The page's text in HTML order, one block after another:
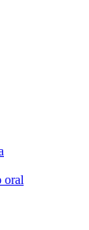
oral